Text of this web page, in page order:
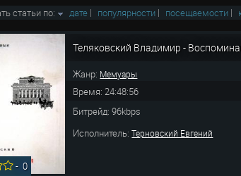
статьи по: дате | популярности | посещаемости |
-0
Теляковский Владимир -
Жанр: Мемуары
Время: 24:48:56
Битрейд: 96kbps
Исполнитель:Терновский Евгений